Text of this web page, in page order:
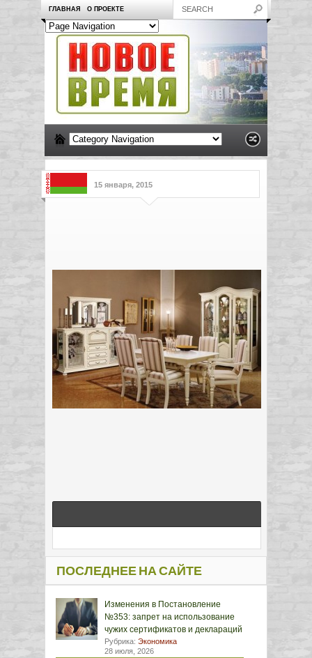
ГЛАВНАЯ О ПРОЕКТЕ
15 января, 2015
ПОСЛЕДНЕЕ НА САЙТЕ
Изменения в Постановление
№353: запрет на использование
чужих сертификатов и деклараций
Рубрика: Экономика
28 июля, 2026